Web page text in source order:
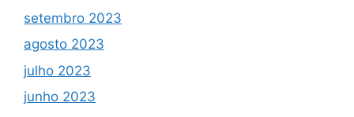
setembro 2023
agosto 2023
julho 2023
junho 2023